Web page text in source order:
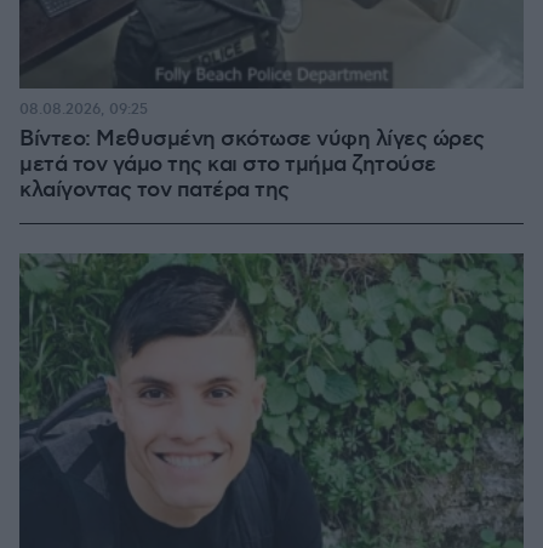
Βίντεο: Μεθυσμένη σκότωσε νύφη λίγες ώρες
μετά τον γάμο της και στο τμήμα ζητούσε
κλαίγοντας τον πατέρα της
08.08.2026, 09:25